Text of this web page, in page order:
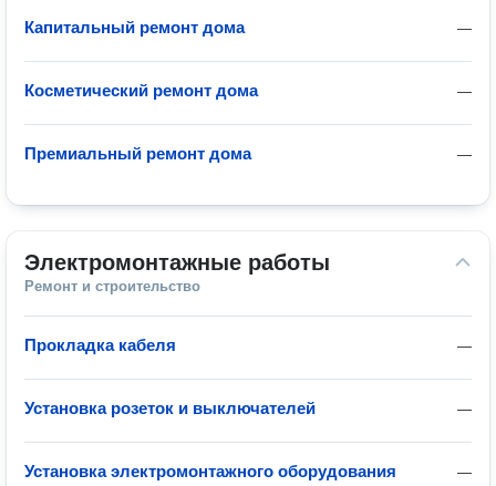
—
Капитальный ремонт дома
—
Косметический ремонт дома
—
Премиальный ремонт дома
Электромонтажные работы
Ремонт и строительство
—
Прокладка кабеля
—
Установка розеток и выключателей
—
Установка электромонтажного оборудования